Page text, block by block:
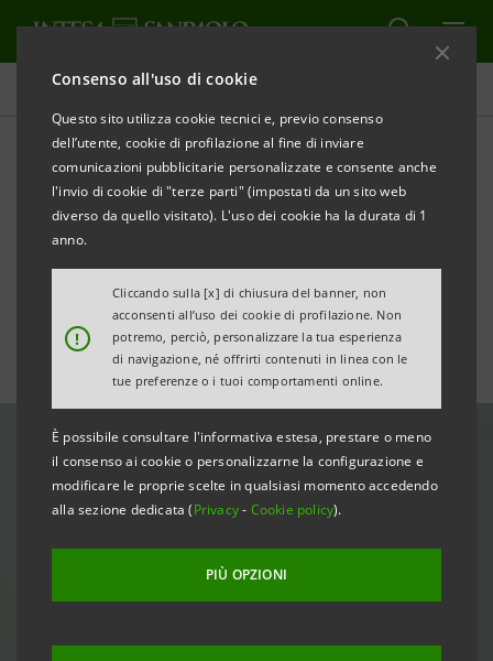
Consenso all'uso di cookie
Questo sito utilizza cookie tecnici e, previo consenso
dell’utente, cookie di profilazione al fine di inviare
comunicazioni pubblicitarie personalizzate e consente anche
l'invio di cookie di "terze parti" (impostati da un sito web
diverso da quello visitato). L'uso dei cookie ha la durata di 1
anno.
!
Cliccando sulla [x] di chiusura del banner, non
acconsenti all’uso dei cookie di profilazione. Non
potremo, perciò, personalizzare la tua esperienza
di navigazione, né offrirti contenuti in linea con le
tue preferenze o i tuoi comportamenti online.
È possibile consultare l'informativa estesa, prestare o meno
il consenso ai cookie o personalizzarne la configurazione e
modificare le proprie scelte in qualsiasi momento accedendo
alla sezione dedicata (Privacy- Cookie policy).
PIÙ OPZIONI
Tutte le news
“Young Factor”: le
responsabilità della finanza,
in dialogo con i giovani